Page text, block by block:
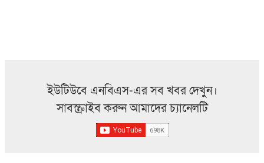
ইউটিউবে এনবিএস-এর সব খবর দেখুন।
সাবস্ক্রাইব করুন আমাদের চ্যানেলটি